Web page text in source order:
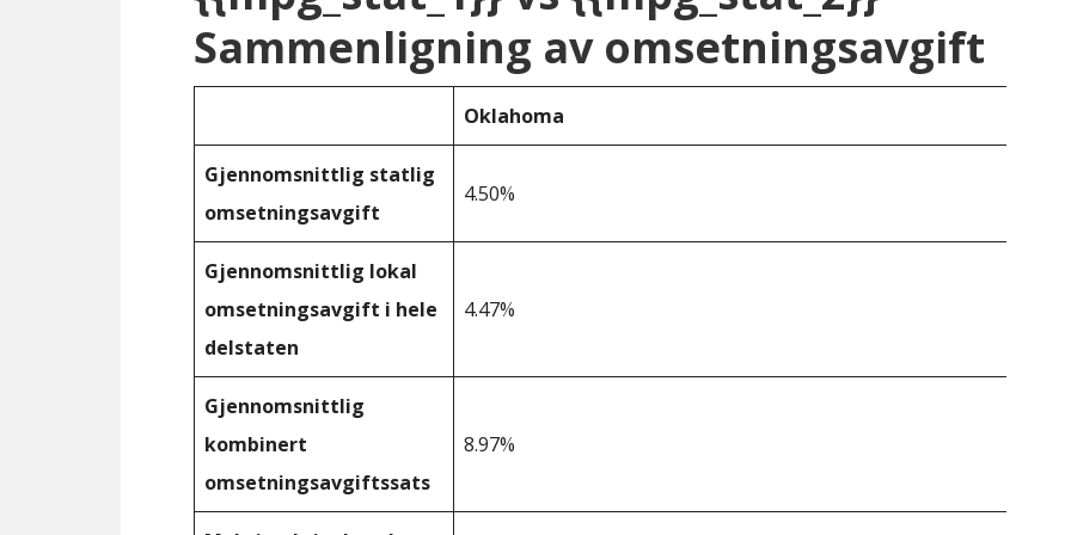
Sammenligning av omsetningsavgift
Oklahoma
Gjennomsnittlig statlig
omsetningsavgift
4.50%
Gjennomsnittlig lokal
omsetningsavgift i hele
delstaten
4.47%
Gjennomsnittlig
kombinert
omsetningsavgiftssats
8.97%